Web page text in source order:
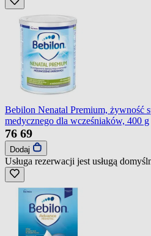
Bebilon Nenatal Premium, żywność
medycznego dla wcześniaków, 400 g
76 69
Dodaj
Usługa rezerwacji jest usługą